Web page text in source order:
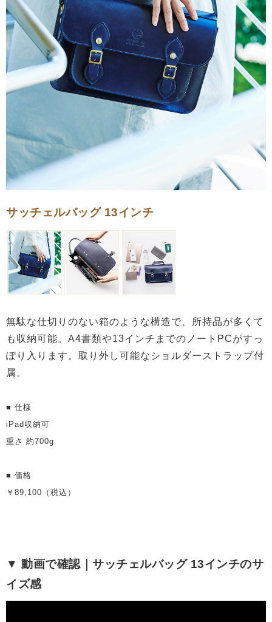
サッチェルバッグ 13インチ
無駄な仕切りのない箱のような構造で、所持品が多くて
も収納可能。A4書類や13インチまでのノートPCがすっ
ぽり入ります。取り外し可能なショルダーストラップ付
属。
■ 仕様
iPad収納可
重さ 約700g
■ 価格
￥89,100（税込）
▼ 動画で確認｜サッチェルバッグ 13インチのサ
イズ感